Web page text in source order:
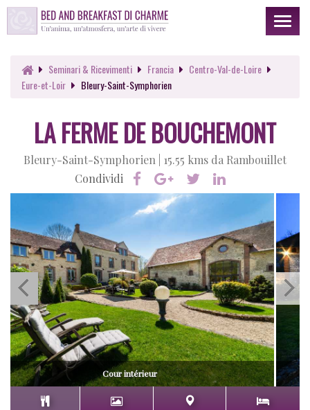
Toggle
Seminari & Ricevimenti Francia
Centro-Val-de-Loire
Eure-et-Loir
Bleury-Saint-Symphorien
LA FERME DE BOUCHEMONT
Bleury-Saint-Symphorien |
15.55 kms da Rambouillet
Condividi
Cour intérieur